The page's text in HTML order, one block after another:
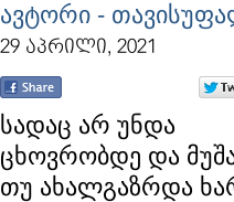
ავტორი -
29 აპრილი, 2021
სადაც არ უნდა
ცხოვრობდე და
თუ ახალგაზრდა